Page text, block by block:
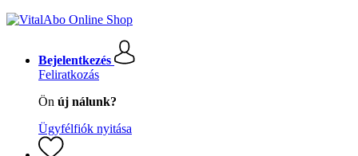
Bejelentkezés
Feliratkozás
Ön új nálunk?
Ügyfélfiók nyitása